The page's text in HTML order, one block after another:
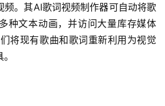
频。其AI歌词视频制作器可自动将歌
种文本动画，并访问大量库存媒体
将现有歌曲和歌词重新利用为视觉